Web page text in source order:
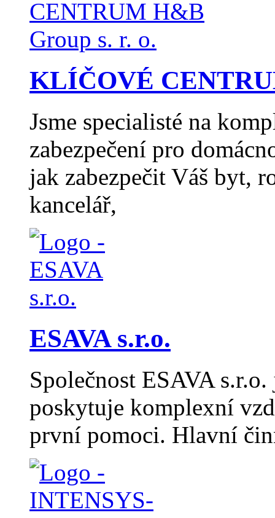
KLÍČOVÉ
Jsme specialisté na
zabezpečení pro
jak zabezpečit Váš byt,
kancelář,
ESAVA s.r.o.
Společnost ESAVA
poskytuje komplexní
první pomoci. Hlavní